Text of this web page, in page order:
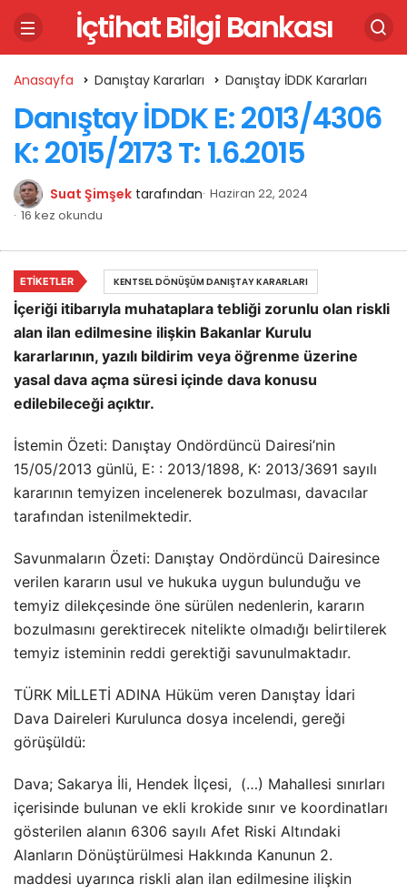
İçtihat Bilgi Bankası
Anasayfa Danıştay Kararları Danıştay İDDK Kararları
Danıştay İDDK E: 2013/4306
K: 2015/2173 T: 1.6.2015
Suat Şimşek tarafından Haziran 22, 2024
16 kez okundu
İçeriği itibarıyla muhataplara tebliği zorunlu olan riskli
alan ilan edilmesine ilişkin Bakanlar Kurulu
kararlarının, yazılı bildirim veya öğrenme üzerine
yasal dava açma süresi içinde dava konusu
edilebileceği açıktır.
İstemin Özeti: Danıştay Ondördüncü Dairesi’nin
15/05/2013 günlü, E: : 2013/1898, K: 2013/3691 sayılı
kararının temyizen incelenerek bozulması, davacılar
tarafından istenilmektedir.
Savunmaların Özeti: Danıştay Ondördüncü Dairesince
verilen kararın usul ve hukuka uygun bulunduğu ve
temyiz dilekçesinde öne sürülen nedenlerin, kararın
bozulmasını gerektirecek nitelikte olmadığı belirtilerek
temyiz isteminin reddi gerektiği savunulmaktadır.
TÜRK MİLLETİ ADINA Hüküm veren Danıştay İdari
Dava Daireleri Kurulunca dosya incelendi, gereği
görüşüldü:
Dava; Sakarya İli, Hendek İlçesi, (…) Mahallesi sınırları
içerisinde bulunan ve ekli krokide sınır ve koordinatları
gösterilen alanın 6306 sayılı Afet Riski Altındaki
Alanların Dönüştürülmesi Hakkında Kanunun 2.
maddesi uyarınca riskli alan ilan edilmesine ilişkin
ETIKETLER KENTSEL DÖNÜŞÜM DANIŞTAY KARARLARI